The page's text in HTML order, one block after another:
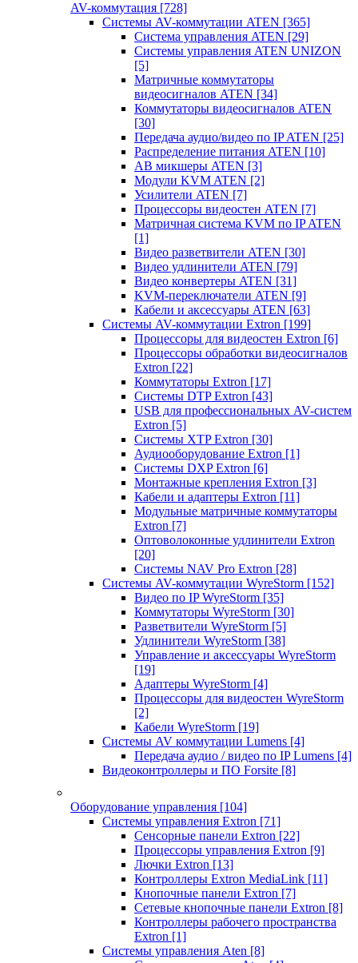
AV-коммутация [728]
Системы AV-коммутации ATEN [365]
Система управления ATEN [29]
Системы управления ATEN UNIZON
[5]
Матричные коммутаторы
видеосигналов ATEN [34]
Коммутаторы видеосигналов ATEN
[30]
Передача аудио/видео по IP ATEN [25]
Распределение питания ATEN [10]
АВ микшеры ATEN [3]
Модули KVM ATEN [2]
Усилители ATEN [7]
Процессоры видеостен ATEN [7]
Матричная система KVM по IP ATEN
[1]
Видео разветвители ATEN [30]
Видео удлинители ATEN [79]
Видео конвертеры ATEN [31]
KVM-переключатели ATEN [9]
Кабели и аксессуары ATEN [63]
Системы AV-коммутации Extron [199]
Процессоры для видеостен Extron [6]
Процессоры обработки видеосигналов
Extron [22]
Коммутаторы Extron [17]
Системы DTP Extron [43]
USB для профессиональных AV-систем
Extron [5]
Системы XTP Extron [30]
Аудиооборудование Extron [1]
Системы DXP Extron [6]
Монтажные крепления Extron [3]
Кабели и адаптеры Extron [11]
Модульные матричные коммутаторы
Extron [7]
Оптоволоконные удлинители Extron
[20]
Системы NAV Pro Extron [28]
Системы AV-коммутации WyreStorm [152]
Видео по IP WyreStorm [35]
Коммутаторы WyreStorm [30]
Разветвители WyreStorm [5]
Удлинители WyreStorm [38]
Управление и аксессуары WyreStorm
[19]
Адаптеры WyreStorm [4]
Процессоры для видеостен WyreStorm
[2]
Кабели WyreStorm [19]
Системы AV коммутации Lumens [4]
Передача аудио / видео по IP Lumens [4]
Видеоконтроллеры и ПО Forsite [8]
Оборудование управления [104]
Системы управления Extron [71]
Сенсорные панели Extron [22]
Процессоры управления Extron [9]
Лючки Extron [13]
Контроллеры Extron MediaLink [11]
Кнопочные панели Extron [7]
Сетевые кнопочные панели Extron [8]
Контроллеры рабочего пространства
Extron [1]
Системы управления Aten [8]